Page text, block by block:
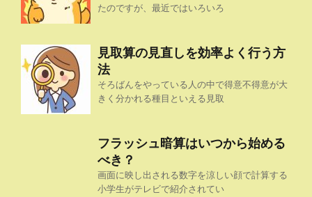
たのですが、最近ではいろいろ
見取算の見直しを効率よく行う方
法
そろばんをやっている人の中で得意不得意が大
きく分かれる種目といえる見取
フラッシュ暗算はいつから始める
べき？
画面に映し出される数字を涼しい顔で計算する
小学生がテレビで紹介されてい